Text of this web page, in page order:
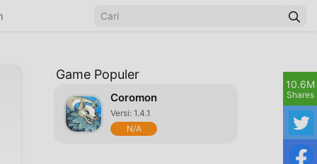
Game Populer
Coromon
Versi: 1.4.1
N/A
10.6M
Shares